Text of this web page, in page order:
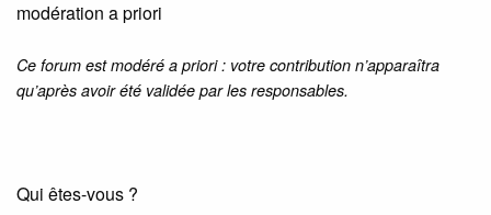
modération a priori
Ce forum est modéré a priori : votre contribution n’apparaîtra
qu’après avoir été validée par les responsables.
Qui êtes-vous ?